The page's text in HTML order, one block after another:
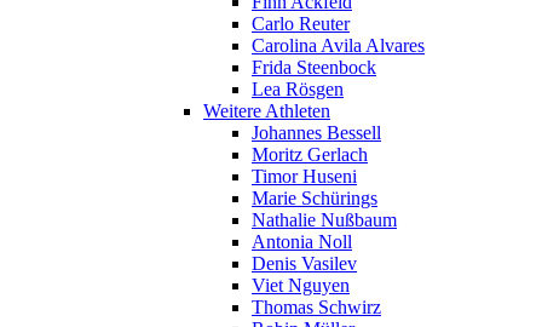
Carlo Reuter
Carolina Avila Alvares
Frida Steenbock
Lea Rösgen
Weitere Athleten
Johannes Bessell
Moritz Gerlach
Timor Huseni
Marie Schürings
Nathalie Nußbaum
Antonia Noll
Denis Vasilev
Viet Nguyen
Thomas Schwirz